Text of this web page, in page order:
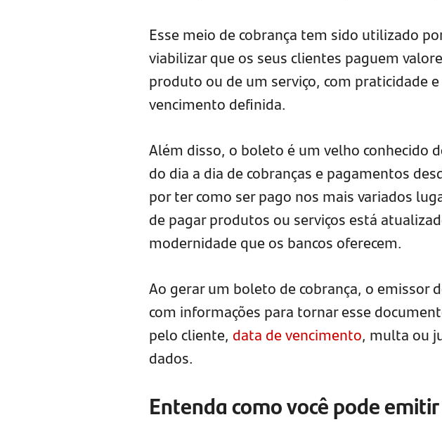
Esse meio de cobrança tem sido utilizado
viabilizar que os seus clientes paguem
produto ou de um serviço, com praticidade
vencimento definida.
Além disso, o boleto é um velho conhecido
do dia a dia de cobranças e pagamentos
por ter como ser pago nos mais variados
de pagar produtos ou serviços está
modernidade que os bancos oferecem.
Ao gerar um boleto de cobrança, o emissor
com informações para tornar esse
pelo cliente, data de vencimento, multa ou
dados.
Entenda como você pode